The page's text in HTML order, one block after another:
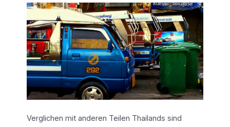
Verglichen mit anderen Teilen Thailands sind